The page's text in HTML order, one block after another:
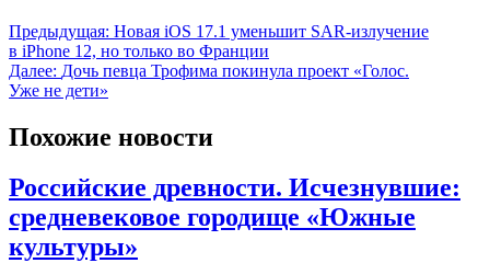
Предыдущая: Новая iOS 17.1 уменьшит SAR-излучение
в iPhone 12, но только во Франции
Далее: Дочь певца Трофима покинула проект «Голос.
Уже не дети»
Похожие новости
Российские древности. Исчезнувшие:
средневековое городище «Южные
культуры»